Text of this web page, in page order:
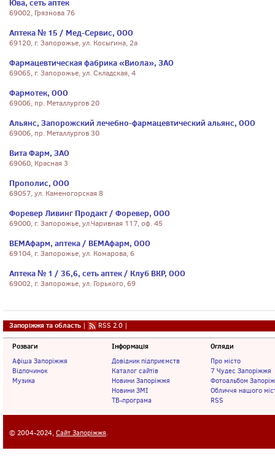
Юва, сеть аптек
69002, Грязнова 76
Аптека № 15 / Мед-Сервис, ООО
69120, г. Запорожье, ул. Косыгина, 2а
Фармацевтическая фабрика «Виола», ЗАО
69065, г. Запорожье, ул. Складская, 4
Фармотек, ООО
69006, пр. Металлургов 20
Альянс, Запорожский лечебно-фармацевтический альянс, ООО
69006, пр. Металлургов 30
Вита Фарм, ЗАО
69060, Красная 3
Прополис, ООО
69057, ул. Каменогорская 8
Форевер Ливинг Продакт / Форевер, ООО
69000, г. Запорожье, ул.Чаривная 117, оф. 45
ВЕМАфарм, аптека / ВЕМАфарм, ООО
69104, г. Запорожье, ул. Комарова, 6
Аптека № 1 / 36,6, сеть аптек / Клуб ВКР, ООО
69002, г. Запорожье, ул. Горького, 69
Запоріжжя та область | RSS 2.0 |
Розваги
Афіша Запоріжжя
Відпочинок
Музика
Інформація
Довідник підприємств
Каталог сайтів
Новини Запоріжжя
Новини ЗМІ
ТВ-програма
Огляди
Про місто
7 Чудес Запоріжжя
Фотоальбом
Обличчя нашого
RSS
© 2004-2024, Сайт Запоріжжя.